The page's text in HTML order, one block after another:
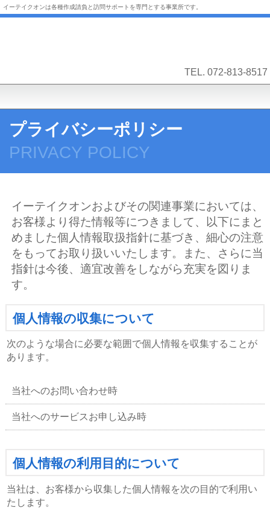
イーテイクオンは各種作成請負と訪問サポートを専門とする事業所です。
TEL. 072-813-8517
プライバシーポリシー
PRIVACY POLICY
イーテイクオンおよびその関連事業においては、
お客様より得た情報等につきまして、以下にまと
めました個人情報取扱指針に基づき、細心の注意
をもってお取り扱いいたします。また、さらに当
指針は今後、適宜改善をしながら充実を図りま
す。
個人情報の収集について
次のような場合に必要な範囲で個人情報を収集することが
あります。
当社へのお問い合わせ時
当社へのサービスお申し込み時
個人情報の利用目的について
当社は、お客様から収集した個人情報を次の目的で利用い
たします。